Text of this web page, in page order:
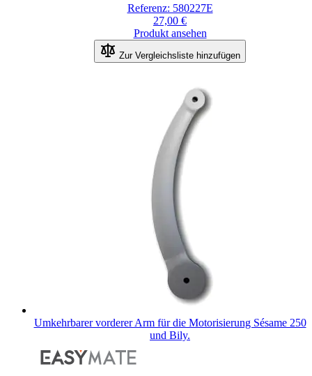
Referenz: 580227E
27,00 €
Produkt ansehen
Zur Vergleichsliste hinzufügen
Umkehrbarer vorderer Arm für die Motorisierung Sésame 250
und Bily.